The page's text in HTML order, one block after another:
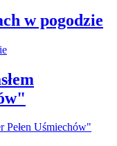
w pogodzie